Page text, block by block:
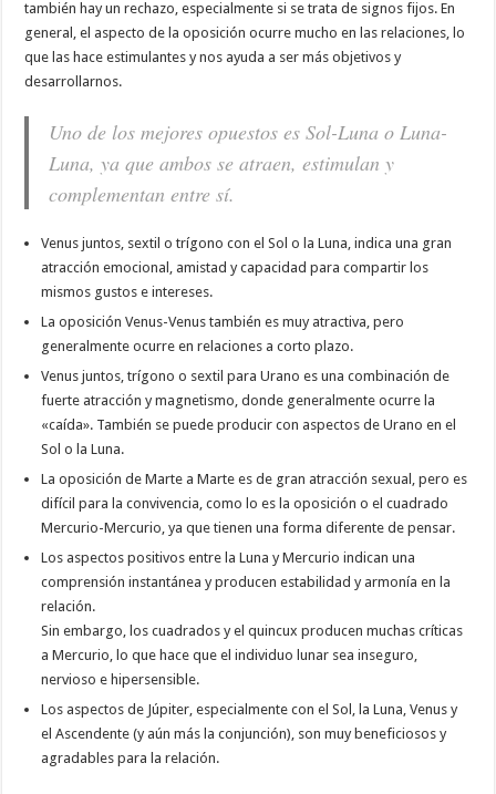
también hay un rechazo, especialmente si se trata de signos fijos. En
general, el aspecto de la oposición ocurre mucho en las relaciones, lo
que las hace estimulantes y nos ayuda a ser más objetivos y
desarrollarnos.
Uno de los mejores opuestos es Sol-Luna o Luna-
Luna, ya que ambos se atraen, estimulan y
complementan entre sí.
Venus juntos, sextil o trígono con el Sol o la Luna, indica una gran
atracción emocional, amistad y capacidad para compartir los
mismos gustos e intereses.
La oposición Venus-Venus también es muy atractiva, pero
generalmente ocurre en relaciones a corto plazo.
Venus juntos, trígono o sextil para Urano es una combinación de
fuerte atracción y magnetismo, donde generalmente ocurre la
«caída». También se puede producir con aspectos de Urano en el
Sol o la Luna.
La oposición de Marte a Marte es de gran atracción sexual, pero es
difícil para la convivencia, como lo es la oposición o el cuadrado
Mercurio-Mercurio, ya que tienen una forma diferente de pensar.
Los aspectos positivos entre la Luna y Mercurio indican una
comprensión instantánea y producen estabilidad y armonía en la
relación.
Sin embargo, los cuadrados y el quincux producen muchas críticas
a Mercurio, lo que hace que el individuo lunar sea inseguro,
nervioso e hipersensible.
Los aspectos de Júpiter, especialmente con el Sol, la Luna, Venus y
el Ascendente (y aún más la conjunción), son muy beneficiosos y
agradables para la relación.